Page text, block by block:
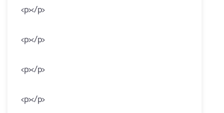
<p></p>
<p></p>
<p></p>
<p></p>